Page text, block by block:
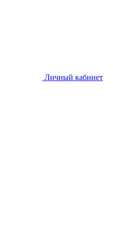
Личный кабинет